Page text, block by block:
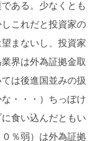
ある。少なくとも
これだと投資家の
まないし、投資家
界は外為証拠金取
は後進国並みの扱
・・・）ちっぽけ
食い込んだともい
％弱）は外為証拠